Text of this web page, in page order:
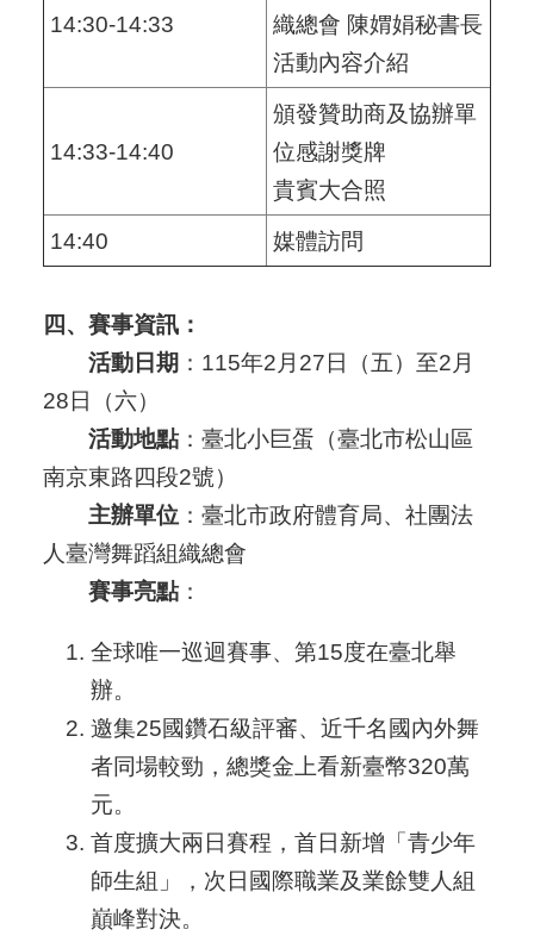
14:30-14:33
織總會 陳媦娟秘書長
活動內容介紹
14:33-14:40
頒發贊助商及協辦單
位感謝獎牌
貴賓大合照
14:40
媒體訪問
四、賽事資訊：
活動日期 ：115年2月27日（五）至2月
28日（六）
活動地點：臺北小巨蛋（臺北市松山區
南京東路四段2號）
主辦單位 ：臺北市政府體育局、社團法
人臺灣舞蹈組織總會
賽事亮點：
全球唯一巡迴賽事、第15度在臺北舉
辦。
邀集25國鑽石級評審、近千名國內外舞
者同場較勁，總獎金上看新臺幣320萬
元。
首度擴大兩日賽程，首日新增「青少年
師生組」，次日國際職業及業餘雙人組
巔峰對決。